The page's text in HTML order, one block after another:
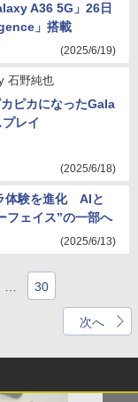
A36 5G」26日
」搭載
(2025/6/19)
石野純也
ピカになったGala
レイ
(2025/6/18)
体験を進化 AIと
フェイス”の一部へ
(2025/6/13)
30
次へ